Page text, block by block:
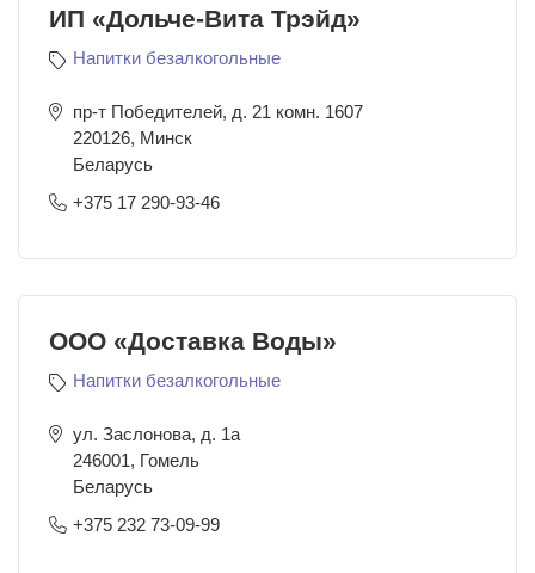
ИП «Дольче-Вита Трэйд»
Напитки безалкогольные
пр-т Победителей, д. 21 комн. 1607
220126, Минск
Беларусь
+375 17 290-93-46
ООО «Доставка Воды»
Напитки безалкогольные
ул. Заслонова, д. 1а
246001, Гомель
Беларусь
+375 232 73-09-99